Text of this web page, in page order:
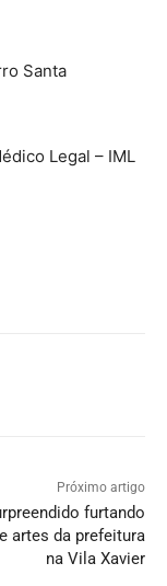
Santa
Legal – IML
Próximo artigo
furtando
artes da prefeitura
na Vila Xavier